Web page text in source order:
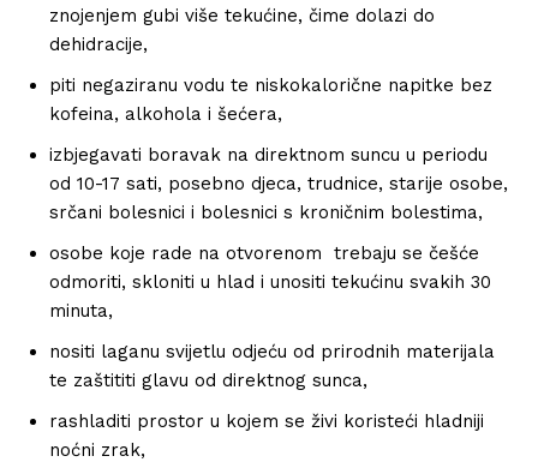
znojenjem gubi više tekućine, čime dolazi do
dehidracije,
piti negaziranu vodu te niskokalorične napitke bez
kofeina, alkohola i šećera,
izbjegavati boravak na direktnom suncu u periodu
od 10-17 sati, posebno djeca, trudnice, starije osobe,
srčani bolesnici i bolesnici s kroničnim bolestima,
osobe koje rade na otvorenom trebaju se češće
odmoriti, skloniti u hlad i unositi tekućinu svakih 30
minuta,
nositi laganu svijetlu odjeću od prirodnih materijala
te zaštititi glavu od direktnog sunca,
rashladiti prostor u kojem se živi koristeći hladniji
noćni zrak,